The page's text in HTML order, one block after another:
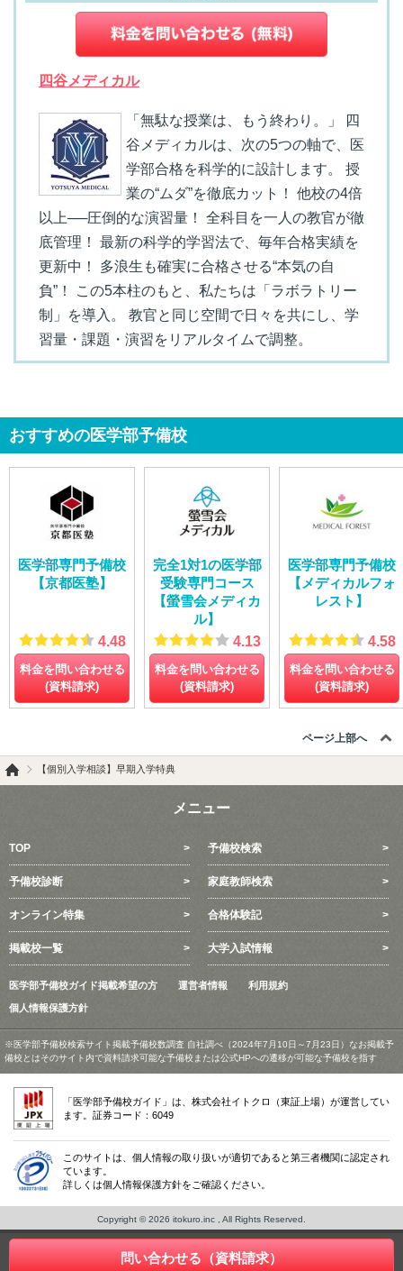
四谷メディカル
「無駄な授業は、もう終わり。」 四
谷メディカルは、次の5つの軸で、医
学部合格を科学的に設計します。 授
業の“ムダ”を徹底カット！ 他校の4倍
以上──圧倒的な演習量！ 全科目を一人の教官が徹
底管理！ 最新の科学的学習法で、毎年合格実績を
更新中！ 多浪生も確実に合格させる“本気の自
負”！ この5本柱のもと、私たちは「ラボラトリー
制」を導入。 教官と同じ空間で日々を共にし、学
習量・課題・演習をリアルタイムで調整。
おすすめの医学部予備校
医学部専門予備校
【京都医塾】
4.48
料金を問い合わせる
(資料請求)
完全1対1の医学部
受験専門コース
【螢雪会メディカ
ル】
4.13
料金を問い合わせる
(資料請求)
医学部専門予備校
【メディカルフォ
レスト】
4.58
料金を問い合わせる
(資料請求)
ページ上部へ
【個別入学相談】早期入学特典
メニュー
TOP 予備校検索
予備校診断 家庭教師検索
オンライン特集 合格体験記
掲載校一覧 大学入試情報
医学部予備校ガイド掲載希望の方 運営者情報 利用規約
個人情報保護方針
※医学部予備校検索サイト掲載予備校数調査 自社調べ（2024年7月10日～7月23日）なお掲載予
備校とはそのサイト内で資料請求可能な予備校または公式HPへの遷移が可能な予備校を指す
「医学部予備校ガイド」は、株式会社イトクロ（東証上場）が運営してい
ます。証券コード：6049
このサイトは、個人情報の取り扱いが適切であると第三者機関に認定され
ています。
詳しくは個人情報保護方針をご確認ください。
Copyright © 2026 itokuro.inc , All Rights Reserved.
問い合わせる（資料請求）